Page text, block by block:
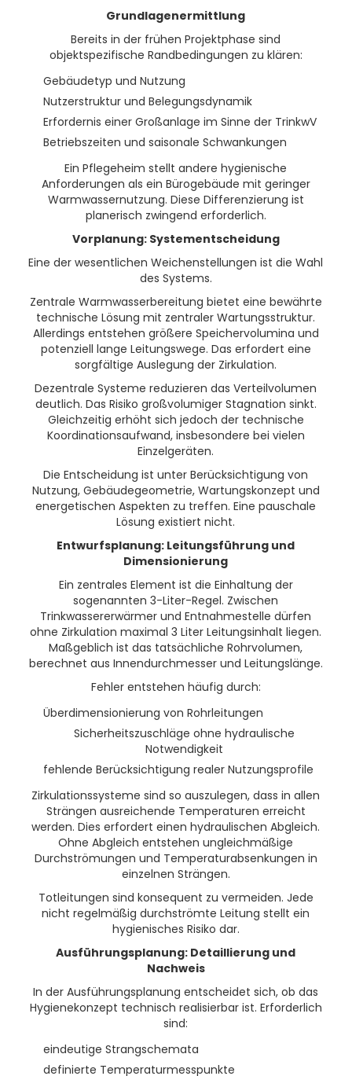
Grundlagenermittlung
Bereits in der frühen Projektphase sind
objektspezifische Randbedingungen zu klären:
Gebäudetyp und Nutzung
Nutzerstruktur und Belegungsdynamik
Erfordernis einer Großanlage im Sinne der TrinkwV
Betriebszeiten und saisonale Schwankungen
Ein Pflegeheim stellt andere hygienische
Anforderungen als ein Bürogebäude mit geringer
Warmwassernutzung. Diese Differenzierung ist
planerisch zwingend erforderlich.
Vorplanung: Systementscheidung
Eine der wesentlichen Weichenstellungen ist die Wahl
des Systems.
Zentrale Warmwasserbereitung bietet eine bewährte
technische Lösung mit zentraler Wartungsstruktur.
Allerdings entstehen größere Speichervolumina und
potenziell lange Leitungswege. Das erfordert eine
sorgfältige Auslegung der Zirkulation.
Dezentrale Systeme reduzieren das Verteilvolumen
deutlich. Das Risiko großvolumiger Stagnation sinkt.
Gleichzeitig erhöht sich jedoch der technische
Koordinationsaufwand, insbesondere bei vielen
Einzelgeräten.
Die Entscheidung ist unter Berücksichtigung von
Nutzung, Gebäudegeometrie, Wartungskonzept und
energetischen Aspekten zu treffen. Eine pauschale
Lösung existiert nicht.
Entwurfsplanung: Leitungsführung und
Dimensionierung
Ein zentrales Element ist die Einhaltung der
sogenannten 3-Liter-Regel. Zwischen
Trinkwassererwärmer und Entnahmestelle dürfen
ohne Zirkulation maximal 3 Liter Leitungsinhalt liegen.
Maßgeblich ist das tatsächliche Rohrvolumen,
berechnet aus Innendurchmesser und Leitungslänge.
Fehler entstehen häufig durch:
Überdimensionierung von Rohrleitungen
Sicherheitszuschläge ohne hydraulische
Notwendigkeit
fehlende Berücksichtigung realer Nutzungsprofile
Zirkulationssysteme sind so auszulegen, dass in allen
Strängen ausreichende Temperaturen erreicht
werden. Dies erfordert einen hydraulischen Abgleich.
Ohne Abgleich entstehen ungleichmäßige
Durchströmungen und Temperaturabsenkungen in
einzelnen Strängen.
Totleitungen sind konsequent zu vermeiden. Jede
nicht regelmäßig durchströmte Leitung stellt ein
hygienisches Risiko dar.
Ausführungsplanung: Detaillierung und
Nachweis
In der Ausführungsplanung entscheidet sich, ob das
Hygienekonzept technisch realisierbar ist. Erforderlich
sind:
eindeutige Strangschemata
definierte Temperaturmesspunkte